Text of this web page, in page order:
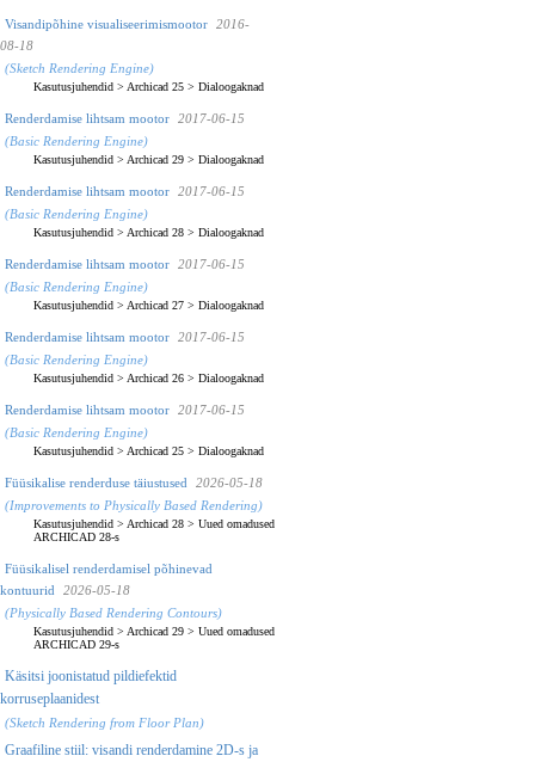
Visandipõhine visualiseerimismootor
2016-
08-18
(Sketch Rendering Engine)
Kasutusjuhendid > Archicad 25 > Dialoogaknad
Renderdamise lihtsam mootor
2017-06-15
(Basic Rendering Engine)
Kasutusjuhendid > Archicad 29 > Dialoogaknad
Renderdamise lihtsam mootor
2017-06-15
(Basic Rendering Engine)
Kasutusjuhendid > Archicad 28 > Dialoogaknad
Renderdamise lihtsam mootor
2017-06-15
(Basic Rendering Engine)
Kasutusjuhendid > Archicad 27 > Dialoogaknad
Renderdamise lihtsam mootor
2017-06-15
(Basic Rendering Engine)
Kasutusjuhendid > Archicad 26 > Dialoogaknad
Renderdamise lihtsam mootor
2017-06-15
(Basic Rendering Engine)
Kasutusjuhendid > Archicad 25 > Dialoogaknad
Füüsikalise renderduse täiustused
2026-05-18
(Improvements to Physically Based Rendering)
Kasutusjuhendid > Archicad 28 > Uued omadused
ARCHICAD 28-s
Füüsikalisel renderdamisel põhinevad
kontuurid
2026-05-18
(Physically Based Rendering Contours)
Kasutusjuhendid > Archicad 29 > Uued omadused
ARCHICAD 29-s
Käsitsi joonistatud pildiefektid
korruseplaanidest
(Sketch Rendering from Floor Plan)
Graafiline stiil: visandi renderdamine 2D-s ja